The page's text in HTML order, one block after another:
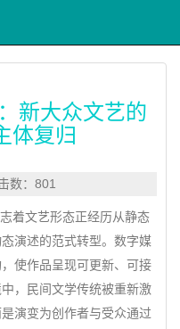
新大众文艺的
体复归
数：801
着文艺形态正经历从静态
演述的范式转型。数字媒
使作品呈现可更新、可接
，民间文学传统被重新激
演变为创作者与受众通过